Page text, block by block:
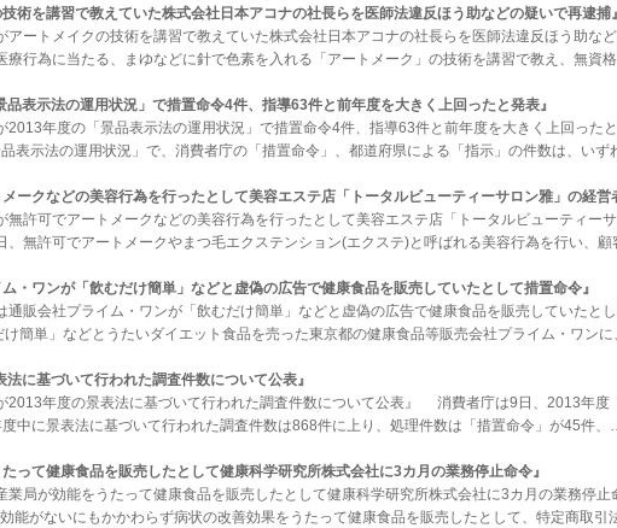
技術を講習で教えていた株式会社日本アコナの社長らを医師法違反ほう助などの疑いで再逮捕』
アートメイクの技術を講習で教えていた株式会社日本アコナの社長らを医師法違反ほう助な
療行為に当たる、まゆなどに針で色素を入れる「アートメーク」の技術を講習で教え、無資
品表示法の運用状況」で措置命令4件、指導63件と前年度を大きく上回ったと発表』
2013年度の「景品表示法の運用状況」で措置命令4件、指導63件と前年度を大きく上回った
表示法の運用状況」で、消費者庁の「措置命令」、都道府県による「指示」の件数は、い
メークなどの美容行為を行ったとして美容エステ店「トータルビューティーサロン雅」の経営
無許可でアートメークなどの美容行為を行ったとして美容エステ店「トータルビューティー
、無許可でアートメークやまつ毛エクステンション(エクステ)と呼ばれる美容行為を行い、
ム・ワンが「飲むだけ簡単」などと虚偽の広告で健康食品を販売していたとして措置命令』
通販会社プライム・ワンが「飲むだけ簡単」などと虚偽の広告で健康食品を販売していたとし
簡単」などとうたいダイエット食品を売った東京都の健康食品等販売会社プライム・ワン
法に基づいて行われた調査件数について公表』
2013年度の景表法に基づいて行われた調査件数について公表』 消費者庁は9日、2013年度
中に景表法に基づいて行われた調査件数は868件に上り、処理件数は「措置命令」が45件
たって健康食品を販売したとして健康科学研究所株式会社に3カ月の業務停止命令』
業局が効能をうたって健康食品を販売したとして健康科学研究所株式会社に3カ月の業務停
能がないにもかかわらず病状の改善効果をうたって健康食品を販売したとして、特定商取引